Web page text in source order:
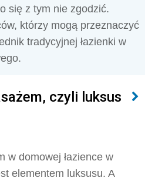
się z tym nie zgodzić.
którzy mogą przeznaczyć
tradycyjnej łazienki w
czyli luksus
w domowej łazience w
elementem luksusu. A